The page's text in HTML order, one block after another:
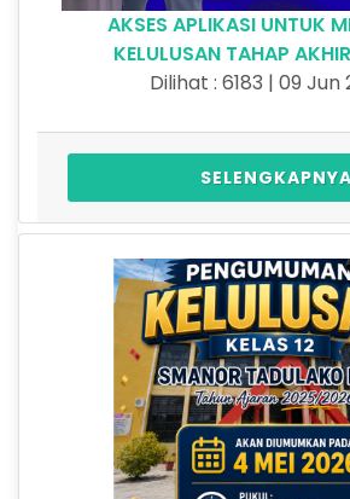
AKSES APLIKASI UNTUK
KELULUSAN TAHAP
Dilihat : 6183 | 09 Jun